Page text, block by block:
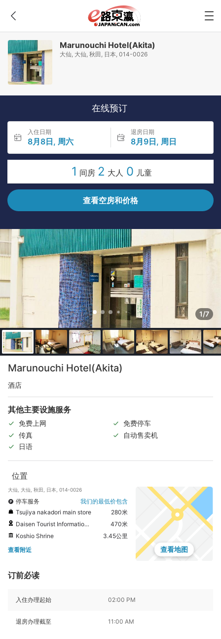
Marunouchi Hotel(Akita)
大仙, 大仙, 秋田, 日本, 014-0026
在线预订
入住日期
8月8日, 周六
退房日期
8月9日, 周日
1 间房 2 大人 0 儿童
查看空房和价格
1/7
Marunouchi Hotel(Akita)
酒店
其他主要设施服务
免费上网
免费停车
传真
自动售卖机
日语
位置
大仙, 大仙, 秋田, 日本, 014-0026
停车服务
我们的最低价包含
Tsujiya nakadori main store
280米
Daisen Tourist Information Center
470米
Koshio Shrine
3.45公里
查看附近
查看地图
订前必读
入住办理起始 02:00 PM
退房办理截至 11:00 AM